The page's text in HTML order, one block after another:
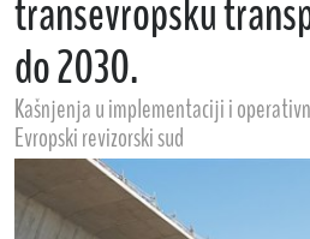
transevropsku
do 2030.
Kašnjenja u implementaciji i
Evropski revizorski sud